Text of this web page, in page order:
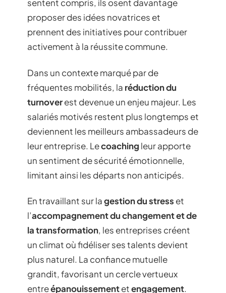
sentent compris, ils osent davantage
proposer des idées novatrices et
prennent des initiatives pour contribuer
activement à la réussite commune.
Dans un contexte marqué par de
fréquentes mobilités, la réduction du
turnoverest devenue un enjeu majeur. Les
salariés motivés restent plus longtemps et
deviennent les meilleurs ambassadeurs de
leur entreprise. Lecoaching leur apporte
un sentiment de sécurité émotionnelle,
limitant ainsi les départs non anticipés.
En travaillant sur lagestion du stress et
l’accompagnement du changement et de
la transformation, les entreprises créent
un climat où fidéliser ses talents devient
plus naturel. La confiance mutuelle
grandit, favorisant un cercle vertueux
entreépanouissementetengagement.